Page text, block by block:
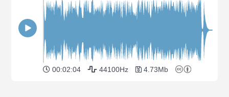
00:02:04 44100Hz 4.73Mb